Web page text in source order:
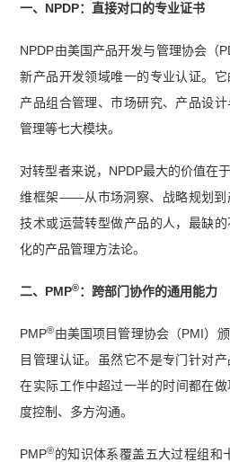
一、NPDP：直接对口的专业证书
NPDP由美国产品开发与管理协会（
新产品开发领域唯一的专业认证。它
产品组合管理、市场研究、产品设
管理等七大模块。
对转型者来说，NPDP最大的价值在
维框架——从市场洞察、战略规划到
技术或运营转型做产品的人，最缺
化的产品管理方法论。
二、PMP®：跨部门协作的通用能力
PMP®由美国项目管理协会（PMI）
目管理认证。虽然它不是专门针对
在实际工作中超过一半的时间都在
度控制、多方沟通。
PMP®的知识体系覆盖五大过程组和